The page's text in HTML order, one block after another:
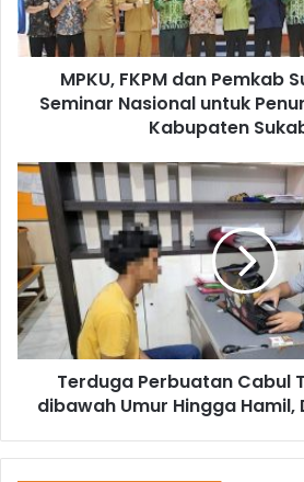
MPKU, FKPM dan Pemkab
Seminar Nasional untuk
Kabupaten
Terduga Perbuatan Cabul
dibawah Umur Hingga Hamil,